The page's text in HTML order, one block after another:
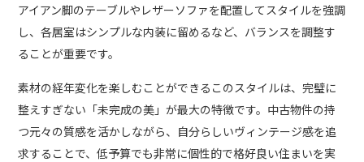
アイアン脚のテーブルやレザーソファを配置してスタイルを強調
し、各居室はシンプルな内装に留めるなど、バランスを調整す
ることが重要です。
素材の経年変化を楽しむことができるこのスタイルは、完璧に
整えすぎない「未完成の美」が最大の特徴です。中古物件の持
つ元々の質感を活かしながら、自分らしいヴィンテージ感を追
求することで、低予算でも非常に個性的で格好良い住まいを実